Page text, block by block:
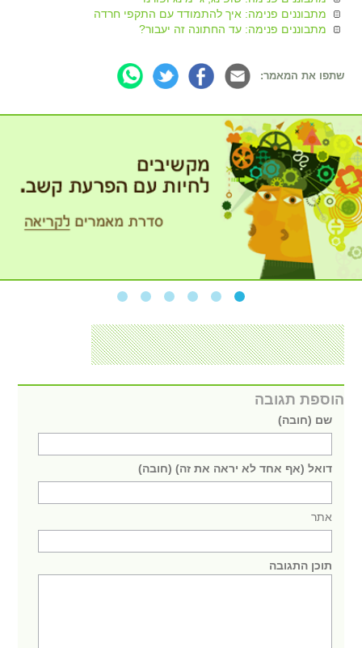
מתבוננים פנימה: איך להתמודד עם התקפי חרדה
מתבוננים פנימה: עד החתונה זה יעבור?
שתפו את המאמר:
הוספת תגובה
שם (חובה)
דואל (אף אחד לא יראה את זה) (חובה)
אתר
תוכן התגובה